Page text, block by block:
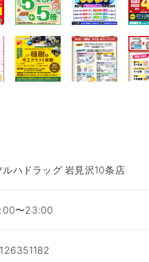
ルハドラッグ 岩見沢10条店
〜23:00